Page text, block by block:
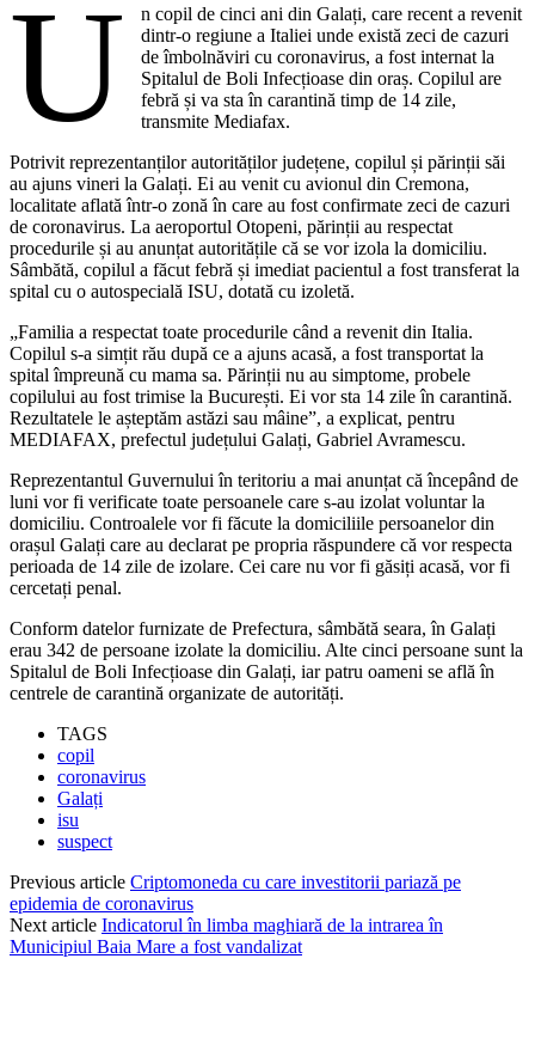
U
n copil de cinci ani din Galați, care recent a revenit
dintr-o regiune a Italiei unde există zeci de cazuri
de îmbolnăviri cu coronavirus, a fost internat la
Spitalul de Boli Infecțioase din oraș. Copilul are
febră și va sta în carantină timp de 14 zile,
transmite Mediafax.
Potrivit reprezentanților autorităților județene, copilul și părinții săi
au ajuns vineri la Galați. Ei au venit cu avionul din Cremona,
localitate aflată într-o zonă în care au fost confirmate zeci de cazuri
de coronavirus. La aeroportul Otopeni, părinții au respectat
procedurile și au anunțat autoritățile că se vor izola la domiciliu.
Sâmbătă, copilul a făcut febră și imediat pacientul a fost transferat la
spital cu o autospecială ISU, dotată cu izoletă.
„Familia a respectat toate procedurile când a revenit din Italia.
Copilul s-a simțit rău după ce a ajuns acasă, a fost transportat la
spital împreună cu mama sa. Părinții nu au simptome, probele
copilului au fost trimise la București. Ei vor sta 14 zile în carantină.
Rezultatele le așteptăm astăzi sau mâine”, a explicat, pentru
MEDIAFAX, prefectul județului Galați, Gabriel Avramescu.
Reprezentantul Guvernului în teritoriu a mai anunțat că începând de
luni vor fi verificate toate persoanele care s-au izolat voluntar la
domiciliu. Controalele vor fi făcute la domiciliile persoanelor din
orașul Galați care au declarat pe propria răspundere că vor respecta
perioada de 14 zile de izolare. Cei care nu vor fi găsiți acasă, vor fi
cercetați penal.
Conform datelor furnizate de Prefectura, sâmbătă seara, în Galați
erau 342 de persoane izolate la domiciliu. Alte cinci persoane sunt la
Spitalul de Boli Infecțioase din Galați, iar patru oameni se află în
centrele de carantină organizate de autorități.
TAGS
copil
coronavirus
Galați
isu
suspect
Previous article Criptomoneda cu care investitorii pariază pe
epidemia de coronavirus
Next article Indicatorul în limba maghiară de la intrarea în
Municipiul Baia Mare a fost vandalizat